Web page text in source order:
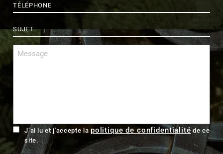
RGPDJ’ai lu et j'accepte la politique de confidentialitéde ce
site.